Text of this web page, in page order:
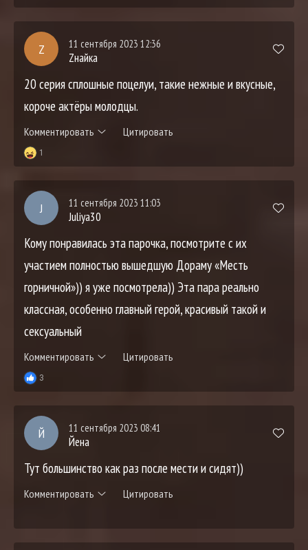
Z 11 сентября 2023 12:36
Zнайка
20 серия сплошные поцелуи, такие нежные и вкусные,
короче актёры молодцы.
Комментировать Цитировать
1
J 11 сентября 2023 11:03
Juliya30
Кому понравилась эта парочка, посмотрите с их
участием полностью вышедшую Дораму «Месть
горничной»)) я уже посмотрела)) Эта пара реально
классная, особенно главный герой, красивый такой и
сексуальный
Комментировать Цитировать
3
Й 11 сентября 2023 08:41
Йена
Тут большинство как раз после мести и сидят))
Комментировать Цитировать